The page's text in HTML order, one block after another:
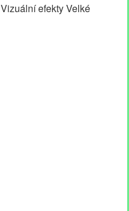
efekty Velké